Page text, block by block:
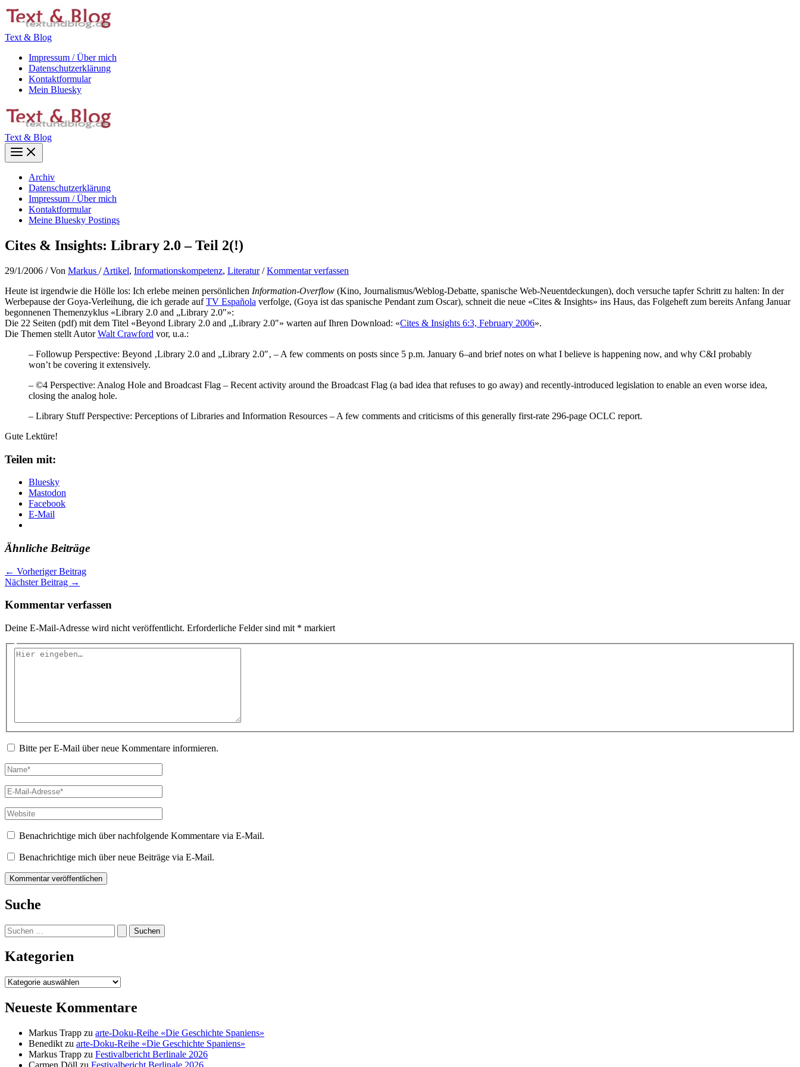
Zum
Inhalt
Text & Blog
Impressum / Über mich
Datenschutzerklärung
Kontaktformular
Mein Bluesky
Text & Blog
Main
Menu
Archiv
Datenschutzerklärung
Impressum / Über mich
Kontaktformular
Meine Bluesky Postings
Cites & Insights: Library 2.0 – Teil 2(!)
29/1/2006 / Von Markus /Artikel, Informationskompetenz, Literatur/Kommentar verfassen
Heute ist irgendwie die Hölle los: Ich erlebe meinen persönlichen Information-Overflow (Kino, Journalismus/Weblog-Debatte, spanische Web-Neuentdeckungen), doch versuche tapfer Schritt zu halten: In der
Werbepause der Goya-Verleihung, die ich gerade aufTV Española verfolge, (Goya ist das spanische Pendant zum Oscar), schneit die neue «Cites & Insights» ins Haus, das Folgeheft zum bereits Anfang Januar
begonnenen Themenzyklus «Library 2.0 and „Library 2.0″»:
Die 22 Seiten (pdf) mit dem Titel «Beyond Library 2.0 and „Library 2.0″» warten auf Ihren Download: «Cites & Insights 6:3, February 2006».
Die Themen stellt AutorWalt Crawford vor, u.a.:
– Followup Perspective: Beyond ‚Library 2.0 and „Library 2.0″‚ – A few comments on posts since 5 p.m. January 6–and brief notes on what I believe is happening now, and why C&I probably
won’t be covering it extensively.
– ©4 Perspective: Analog Hole and Broadcast Flag – Recent activity around the Broadcast Flag (a bad idea that refuses to go away) and recently-introduced legislation to enable an even worse idea,
closing the analog hole.
– Library Stuff Perspective: Perceptions of Libraries and Information Resources – A few comments and criticisms of this generally first-rate 296-page OCLC report.
Gute Lektüre!
Teilen mit:
Bluesky
Mastodon
Facebook
E-Mail
Ähnliche Beiträge
← Vorheriger Beitrag
Nächster Beitrag →
Kommentar verfassen
Deine E-Mail-Adresse wird nicht veröffentlicht. Erforderliche Felder sind mit * markiert
Hier
Bitte per E-Mail über neue Kommentare informieren.
Name*
E-
Mail-
Adresse*
Website
Benachrichtige mich über nachfolgende Kommentare via E-Mail.
Benachrichtige mich über neue Beiträge via E-Mail.
Suche
Suchen
nach:
Kategorien
Kategorien
Neueste Kommentare
Markus Trapp zu arte-Doku-Reihe «Die Geschichte Spaniens»
Benedikt zu arte-Doku-Reihe «Die Geschichte Spaniens»
Markus Trapp zu Festivalbericht Berlinale 2026